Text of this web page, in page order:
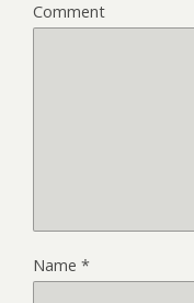
Comment
Name *